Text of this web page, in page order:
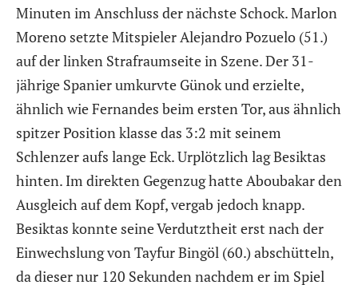
Minuten im Anschluss der nächste Schock. Marlon
Moreno setzte Mitspieler Alejandro Pozuelo (51.)
auf der linken Strafraumseite in Szene. Der 31-
jährige Spanier umkurvte Günok und erzielte,
ähnlich wie Fernandes beim ersten Tor, aus ähnlich
spitzer Position klasse das 3:2 mit seinem
Schlenzer aufs lange Eck. Urplötzlich lag Besiktas
hinten. Im direkten Gegenzug hatte Aboubakar den
Ausgleich auf dem Kopf, vergab jedoch knapp.
Besiktas konnte seine Verdutztheit erst nach der
Einwechslung von Tayfur Bingöl (60.) abschütteln,
da dieser nur 120 Sekunden nachdem er im Spiel